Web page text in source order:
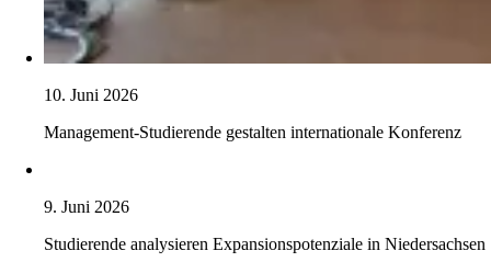
10. Juni 2026
Management-Studierende gestalten internationale Konferenz
9. Juni 2026
Studierende analysieren Expansionspotenziale in Niedersachsen